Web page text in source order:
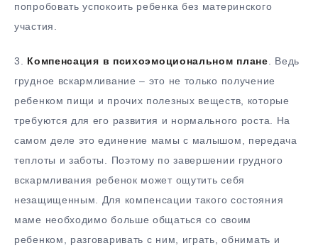
попробовать успокоить ребенка без материнского
участия.
3.​ Компенсация в психоэмоциональном плане . Ведь
грудное вскармливание – это не только получение
ребенком пищи и прочих полезных веществ, которые
требуются для его развития и нормального роста. На
самом деле это единение мамы с малышом, передача
теплоты и заботы. Поэтому по завершении грудного
вскармливания ребенок может ощутить себя
незащищенным. Для компенсации такого состояния
маме необходимо больше общаться со своим
ребенком, разговаривать с ним, играть, обнимать и